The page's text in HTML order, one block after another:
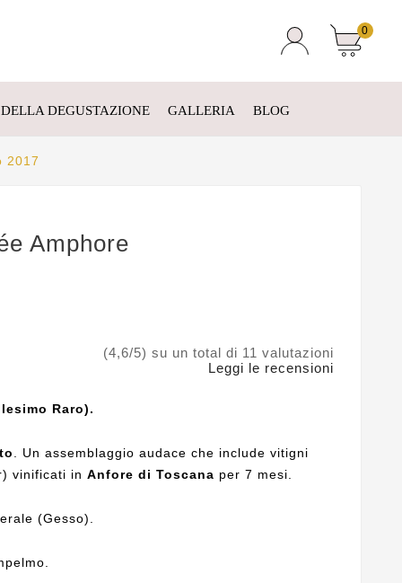
0
DEGUSTAZIONE GALLERIA BLOG
2017
Amphore
(4,6/5) su un total di 11 valutazioni
Leggi le recensioni
Raro).
. Un assemblaggio audace che include vitigni
vinificati in Anfore di Toscana per 7 mesi.
(Gesso).